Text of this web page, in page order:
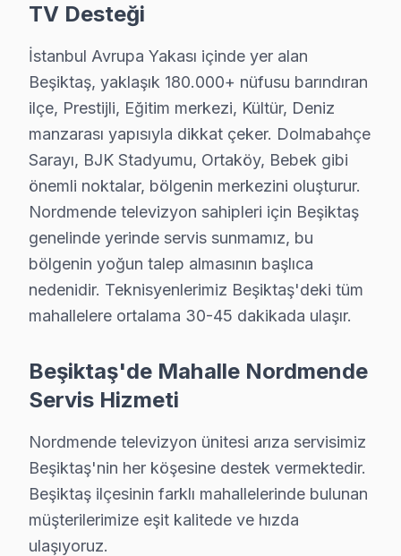
Nordmende Uzman Teknisyen Ekibi — Beşiktaş
Hakan Ö. — Nordmende Servis Uzmanı
· Orijinal ve OEM yedek parça tedarikçisi
· 2010'dan günümüze tüm Nordmende modelleri
Beşiktaş Servis İstatistikleri
· Beşiktaş'de610+Nordmende TV tamiri
· Müşteri memnuniyeti%97
· Ortalama tamir süresi:2–3 iş günü
TV Desteği
İstanbul Avrupa Yakası içinde yer alan
Beşiktaş, yaklaşık 180.000+ nüfusu barındıran
ilçe, Prestijli, Eğitim merkezi, Kültür, Deniz
manzarası yapısıyla dikkat çeker. Dolmabahçe
Sarayı, BJK Stadyumu, Ortaköy, Bebek gibi
önemli noktalar, bölgenin merkezini oluşturur.
Nordmende televizyon sahipleri için Beşiktaş
genelinde yerinde servis sunmamız, bu
bölgenin yoğun talep almasının başlıca
nedenidir. Teknisyenlerimiz Beşiktaş'deki tüm
mahallelere ortalama 30-45 dakikada ulaşır.
Beşiktaş'de Mahalle Nordmende
Servis Hizmeti
Nordmende televizyon ünitesi arıza servisimiz
Beşiktaş'nin her köşesine destek vermektedir.
Beşiktaş ilçesinin farklı mahallelerinde bulunan
müşterilerimize eşit kalitede ve hızda
ulaşıyoruz.